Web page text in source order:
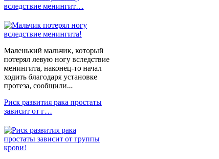
вследствие менингит…
Маленький мальчик, который
потерял левую ногу вследствие
менингита, наконец-то начал
ходить благодаря установке
протеза, сообщили...
Риск развития рака простаты
зависит от г…